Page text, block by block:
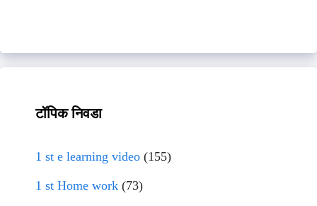
टॉपिक निवडा
1 st e learning video (155)
1 st Home work (73)